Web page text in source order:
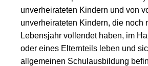
unverheirateten Kindern und von
unverheirateten Kindern, die noch
Lebensjahr vollendet haben, im
oder eines Elternteils leben und
allgemeinen Schulausbildung